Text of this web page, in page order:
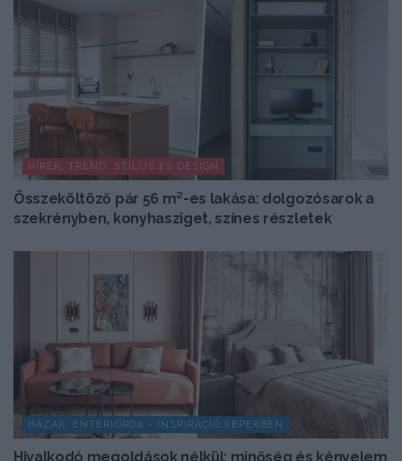
HÍREK, TREND, STÍLUS ÉS DESIGN
Összeköltöző pár 56 m²-es lakása: dolgozósarok a
szekrényben, konyhasziget, színes részletek
HÁZAK, ENTERIŐRÖK - INSPIRÁCIÓ KÉPEKBEN
Hivalkodó megoldások nélkül: minőség és kényelem